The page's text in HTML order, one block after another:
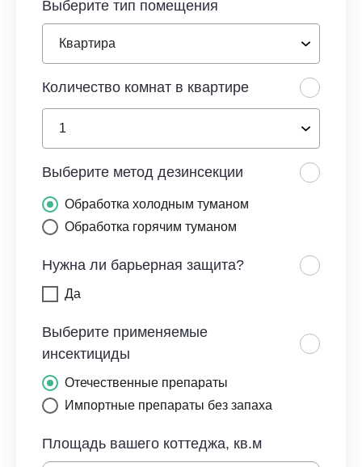
Выберите тип помещения
Количество комнат в квартире
Выберите метод дезинсекции
Обработка холодным туманом
Обработка горячим туманом
Нужна ли барьерная защита?
Да
Выберите применяемые
инсектициды
Отечественные препараты
Импортные препараты без запаха
Площадь вашего коттеджа, кв.м